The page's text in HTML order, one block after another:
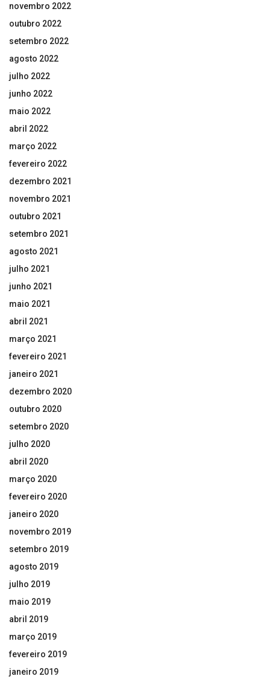
novembro 2022
outubro 2022
setembro 2022
agosto 2022
julho 2022
junho 2022
maio 2022
abril 2022
março 2022
fevereiro 2022
dezembro 2021
novembro 2021
outubro 2021
setembro 2021
agosto 2021
julho 2021
junho 2021
maio 2021
abril 2021
março 2021
fevereiro 2021
janeiro 2021
dezembro 2020
outubro 2020
setembro 2020
julho 2020
abril 2020
março 2020
fevereiro 2020
janeiro 2020
novembro 2019
setembro 2019
agosto 2019
julho 2019
maio 2019
abril 2019
março 2019
fevereiro 2019
janeiro 2019